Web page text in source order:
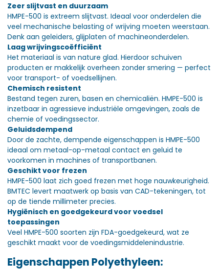
Zeer slijtvast en duurzaam
HMPE-500 is extreem slijtvast. Ideaal voor onderdelen die
veel mechanische belasting of wrijving moeten weerstaan.
Denk aan geleiders, glijplaten of machineonderdelen.
Laag wrijvingscoëfficiënt
Het materiaal is van nature glad. Hierdoor schuiven
producten er makkelijk overheen zonder smering — perfect
voor transport- of voedsellijnen.
Chemisch resistent
Bestand tegen zuren, basen en chemicaliën. HMPE-500 is
inzetbaar in agressieve industriële omgevingen, zoals de
chemie of voedingssector.
Geluidsdempend
Door de zachte, dempende eigenschappen is HMPE-500
ideaal om metaal-op-metaal contact en geluid te
voorkomen in machines of transportbanen.
Geschikt voor frezen
HMPE-500 laat zich goed frezen met hoge nauwkeurigheid.
BMTEC levert maatwerk op basis van CAD-tekeningen, tot
op de tiende millimeter precies.
Hygiënisch en goedgekeurd voor voedsel
toepassingen
Veel HMPE-500 soorten zijn FDA-goedgekeurd, wat ze
geschikt maakt voor de voedingsmiddelenindustrie.
Eigenschappen Polyethyleen: